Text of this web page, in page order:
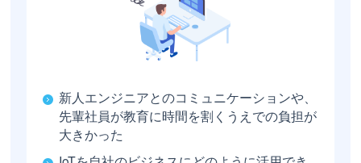
新人エンジニアとのコミュニケーションや、
先輩社員が教育に時間を割くうえでの負担が
大きかった